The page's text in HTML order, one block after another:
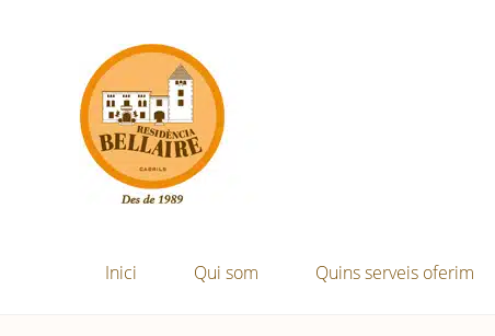
Inici Qui som Quins serveis oferim